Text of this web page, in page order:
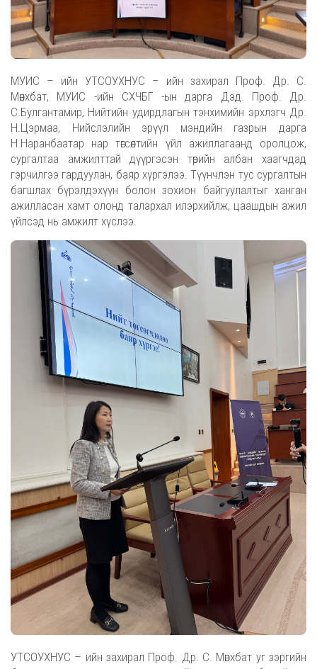
МУИС – ийн УТСОУХНУС – ийн захирал Проф. Др. С.
Мөнхбат, МУИС -ийн СХЧБГ -ын дарга Дэд. Проф. Др.
С.Булгантамир, Нийтийн удирдлагын тэнхимийн эрхлэгч Др.
Н.Цэрмаа, Нийслэлийн эрүүл мэндийн газрын дарга
Н.Наранбаатар нар төгсөлтийн үйл ажиллагаанд оролцож,
сургалтаа амжилттай дүүргэсэн төрийн албан хаагчдад
гэрчилгээ гардуулан, баяр хүргэлээ. Түүнчлэн тус сургалтын
багшлах бүрэлдэхүүн болон зохион байгуулалтыг ханган
ажилласан хамт олонд талархал илэрхийлж, цаашдын ажил
үйлсэд нь амжилт хүслээ.
УТСОУХНУС – ийн захирал Проф. Др. С. Мөнхбат уг зэргийн